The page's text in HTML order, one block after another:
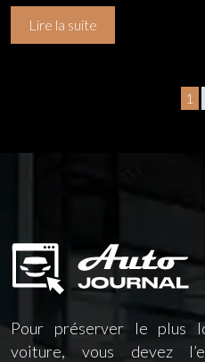
Lire la suite
1
Pour préserver le plus
voiture, vous devez